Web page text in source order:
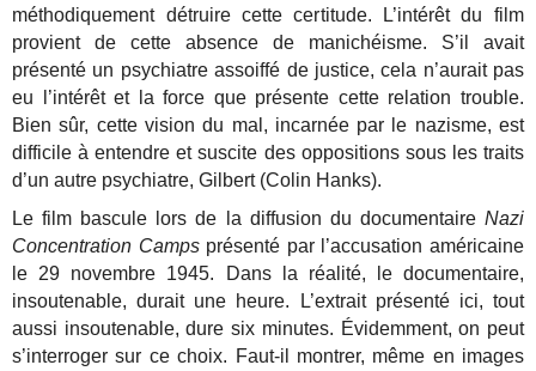
méthodiquement détruire cette certitude. L’intérêt du film
provient de cette absence de manichéisme. S’il avait
présenté un psychiatre assoiffé de justice, cela n’aurait pas
eu l’intérêt et la force que présente cette relation trouble.
Bien sûr, cette vision du mal, incarnée par le nazisme, est
difficile à entendre et suscite des oppositions sous les traits
d’un autre psychiatre, Gilbert (Colin Hanks).
Le film bascule lors de la diffusion du documentaire Nazi
Concentration Campsprésenté par l’accusation américaine
le 29 novembre 1945. Dans la réalité, le documentaire,
insoutenable, durait une heure. L’extrait présenté ici, tout
aussi insoutenable, dure six minutes. Évidemment, on peut
s’interroger sur ce choix. Faut-il montrer, même en images